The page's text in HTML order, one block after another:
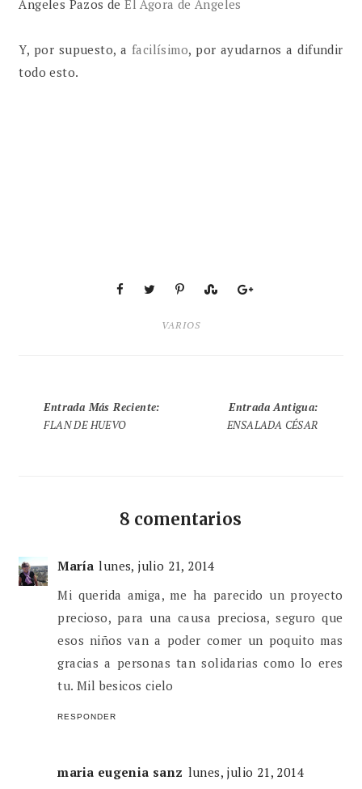
Ángeles Pazos de El Ágora de Ángeles
Y, por supuesto, a facilísimo, por ayudarnos a difundir
todo esto.
VARIOS
Entrada Más Reciente:
FLAN DE HUEVO
Entrada Antigua:
ENSALADA CÉSAR
8 comentarios
María lunes, julio 21, 2014
Mi querida amiga, me ha parecido un proyecto
precioso, para una causa preciosa, seguro que
esos niños van a poder comer un poquito mas
gracias a personas tan solidarias como lo eres
tu. Mil besicos cielo
RESPONDER
maria eugenia sanz lunes, julio 21, 2014